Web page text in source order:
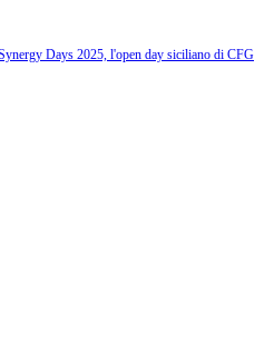
Days 2025, l'open day siciliano di CFG